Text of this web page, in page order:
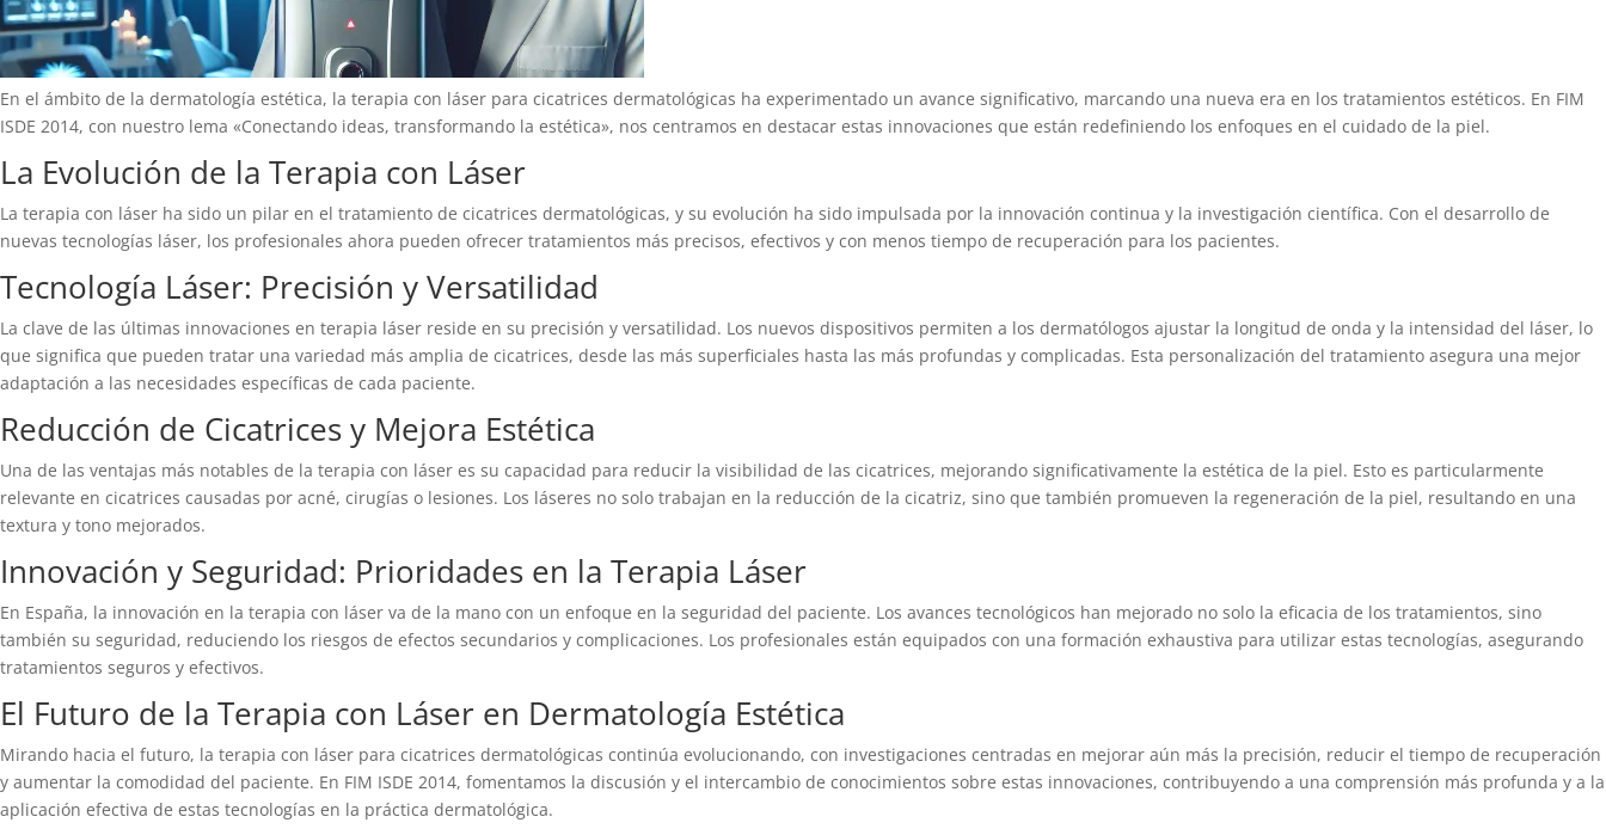
En el ámbito de la dermatología estética, la terapia con láser para cicatrices dermatológicas ha experimentado un avance significativo, marcando una nueva era en los tratamientos estéticos. En FIM
ISDE 2014, con nuestro lema «Conectando ideas, transformando la estética», nos centramos en destacar estas innovaciones que están redefiniendo los enfoques en el cuidado de la piel.
La Evolución de la Terapia con Láser
La terapia con láser ha sido un pilar en el tratamiento de cicatrices dermatológicas, y su evolución ha sido impulsada por la innovación continua y la investigación científica. Con el desarrollo de
nuevas tecnologías láser, los profesionales ahora pueden ofrecer tratamientos más precisos, efectivos y con menos tiempo de recuperación para los pacientes.
Tecnología Láser: Precisión y Versatilidad
La clave de las últimas innovaciones en terapia láser reside en su precisión y versatilidad. Los nuevos dispositivos permiten a los dermatólogos ajustar la longitud de onda y la intensidad del láser, lo
que significa que pueden tratar una variedad más amplia de cicatrices, desde las más superficiales hasta las más profundas y complicadas. Esta personalización del tratamiento asegura una mejor
adaptación a las necesidades específicas de cada paciente.
Reducción de Cicatrices y Mejora Estética
Una de las ventajas más notables de la terapia con láser es su capacidad para reducir la visibilidad de las cicatrices, mejorando significativamente la estética de la piel. Esto es particularmente
relevante en cicatrices causadas por acné, cirugías o lesiones. Los láseres no solo trabajan en la reducción de la cicatriz, sino que también promueven la regeneración de la piel, resultando en una
textura y tono mejorados.
Innovación y Seguridad: Prioridades en la Terapia Láser
En España, la innovación en la terapia con láser va de la mano con un enfoque en la seguridad del paciente. Los avances tecnológicos han mejorado no solo la eficacia de los tratamientos, sino
también su seguridad, reduciendo los riesgos de efectos secundarios y complicaciones. Los profesionales están equipados con una formación exhaustiva para utilizar estas tecnologías, asegurando
tratamientos seguros y efectivos.
El Futuro de la Terapia con Láser en Dermatología Estética
Mirando hacia el futuro, la terapia con láser para cicatrices dermatológicas continúa evolucionando, con investigaciones centradas en mejorar aún más la precisión, reducir el tiempo de recuperación
y aumentar la comodidad del paciente. En FIM ISDE 2014, fomentamos la discusión y el intercambio de conocimientos sobre estas innovaciones, contribuyendo a una comprensión más profunda y a la
aplicación efectiva de estas tecnologías en la práctica dermatológica.